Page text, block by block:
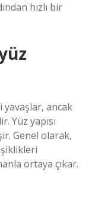
hızlı bir
yavaşlar, ancak
Yüz yapısı
Genel olarak,
ortaya çıkar.